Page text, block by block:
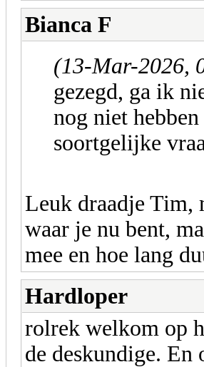
Bianca F
(13-Mar-2026,
gezegd, ga ik
nog niet
soortgelijke
Leuk draadje Tim,
waar je nu bent,
mee en hoe lang
Hardloper
rolrek welkom op
de deskundige.